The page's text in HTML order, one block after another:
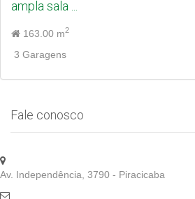
ampla sala ...
163.00 m2
3 Garagens
Fale conosco
Av. Independência, 3790 - Piracicaba